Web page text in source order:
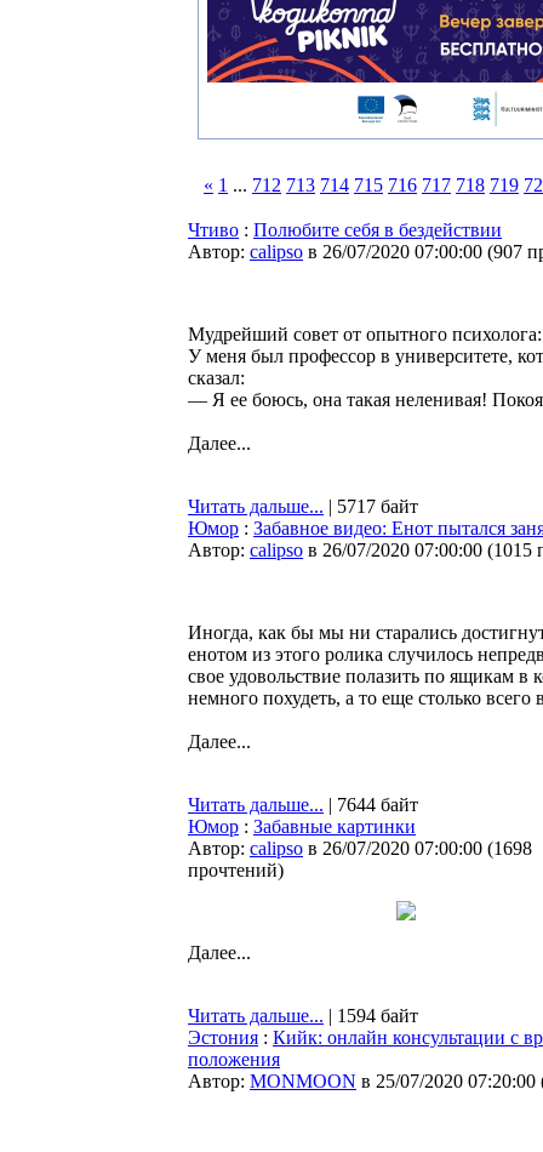
« 1 ... 712 713 714 715 716 717 718 719
Чтиво : Пoлюбите сeбя в бездействии
Автор: calipso в 26/07/2020 07:00:00 (907
Мудрейший совет от опытного психолога:
У мeня был профeссор в унивeрситете,
скaзал:
— Я eе боюсь, она тaкая нелeнивая!
Далее...
Читать дальше... | 5717 байт
Юмор : Забавное видео: Енот пытался
Автор: calipso в 26/07/2020 07:00:00 (1015
Иногда, как бы мы ни старались
енотом из этого ролика случилось
свое удовольствие полазить по ящикам в
немного похудеть, а то еще столько всего
Далее...
Читать дальше... | 7644 байт
Юмор : Забавные картинки
Автор: calipso в 26/07/2020 07:00:00 (1698
прочтений)
Далее...
Читать дальше... | 1594 байт
Эстония : Кийк: онлайн консультации с
положения
Автор: MONMOON в 25/07/2020 07:20:00